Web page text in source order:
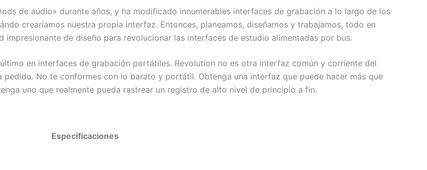
de audio» durante años, y ha modificado innumerables interfaces de grabación a lo largo de los
crearíamos nuestra propia interfaz. Entonces, planeamos, diseñamos y trabajamos, todo en
impresionante de diseño para revolucionar las interfaces de estudio alimentadas por bus.
en interfaces de grabación portátiles. Revolution no es otra interfaz común y corriente del
pedido. No te conformes con lo barato y portátil. Obtenga una interfaz que puede hacer más que
uno que realmente pueda rastrear un registro de alto nivel de principio a fin.
Especificaciones